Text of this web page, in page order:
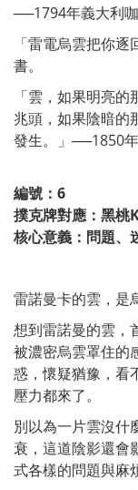
──1794年義大利咖
「雷電烏雲把你
書。
「雲，如果明亮
兆頭，如果陰暗的
發生。」──1850
編號：6
撲克牌對應：黑桃
核心意義：問題、
雷諾曼卡的雲，是
想到雷諾曼的雲，
被濃密烏雲罩住的
惑，懷疑猶豫，看
壓力都來了。
別以為一片雲沒什
衰，這道陰影還會
式各樣的問題與麻